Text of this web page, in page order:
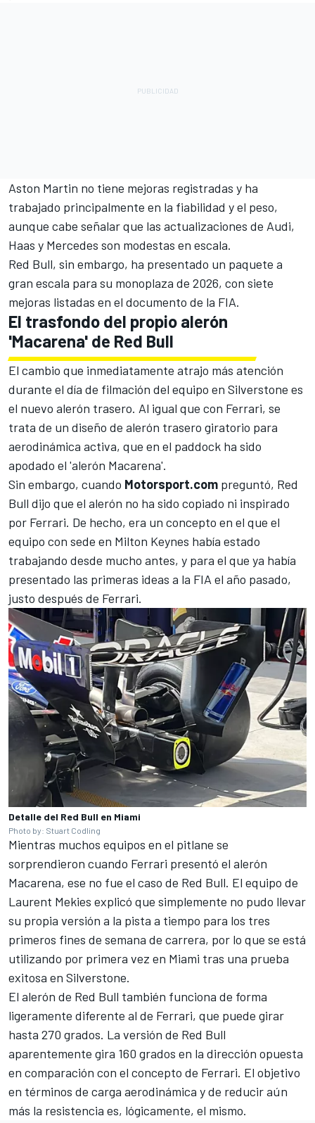
Aston Martin no tiene mejoras registradas y ha
trabajado principalmente en la fiabilidad y el peso,
aunque cabe señalar que las actualizaciones de Audi,
Haas y Mercedes son modestas en escala.
Red Bull, sin embargo, ha presentado un paquete a
gran escala para su monoplaza de 2026, con siete
mejoras listadas en el documento de la FIA.
El trasfondo del propio alerón
'Macarena' de Red Bull
El cambio que inmediatamente atrajo más atención
durante el día de filmación del equipo en Silverstone es
el nuevo alerón trasero. Al igual que con Ferrari, se
trata de un diseño de alerón trasero giratorio para
aerodinámica activa, que en el paddock ha sido
apodado el 'alerón Macarena'.
Sin embargo, cuando Motorsport.com preguntó, Red
Bull dijo que el alerón no ha sido copiado ni inspirado
por Ferrari. De hecho, era un concepto en el que el
equipo con sede en Milton Keynes había estado
trabajando desde mucho antes, y para el que ya había
presentado las primeras ideas a la FIA el año pasado,
justo después de Ferrari.
Detalle del Red Bull en Miami
Photo by: Stuart Codling
Mientras muchos equipos en el pitlane se
sorprendieron cuando Ferrari presentó el alerón
Macarena, ese no fue el caso de Red Bull. El equipo de
Laurent Mekies explicó que simplemente no pudo llevar
su propia versión a la pista a tiempo para los tres
primeros fines de semana de carrera, por lo que se está
utilizando por primera vez en Miami tras una prueba
exitosa en Silverstone.
El alerón de Red Bull también funciona de forma
ligeramente diferente al de Ferrari, que puede girar
hasta 270 grados. La versión de Red Bull
aparentemente gira 160 grados en la dirección opuesta
en comparación con el concepto de Ferrari. El objetivo
en términos de carga aerodinámica y de reducir aún
más la resistencia es, lógicamente, el mismo.